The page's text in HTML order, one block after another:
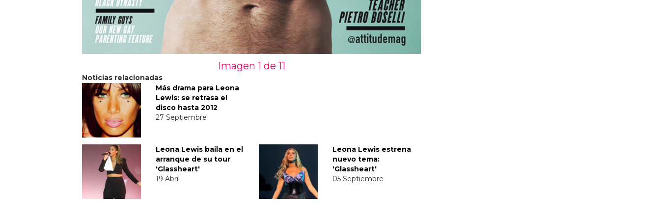
Imagen 1 de 11
Noticias relacionadas
Más drama para Leona
Lewis: se retrasa el
disco hasta 2012
27 Septiembre
Leona Lewis baila en el
arranque de su tour
'Glassheart'
19 Abril
Leona Lewis estrena
nuevo tema:
'Glassheart'
05 Septiembre